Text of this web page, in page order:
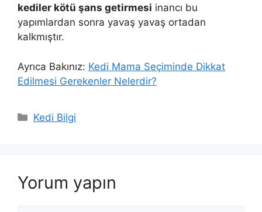
kediler kötü şans getirmesi inancı bu
yapımlardan sonra yavaş yavaş ortadan
kalkmıştır.
Ayrıca Bakınız: Kedi Mama Seçiminde Dikkat
Edilmesi Gerekenler Nelerdir?
Kategoriler
Kedi Bilgi
Yorum yapın